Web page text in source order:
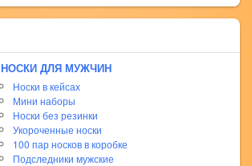
НОСКИ ДЛЯ МУЖЧИН
Носки в кейсах
Мини наборы
Носки без резинки
Укороченные носки
100 пар носков в коробке
Подследники мужские